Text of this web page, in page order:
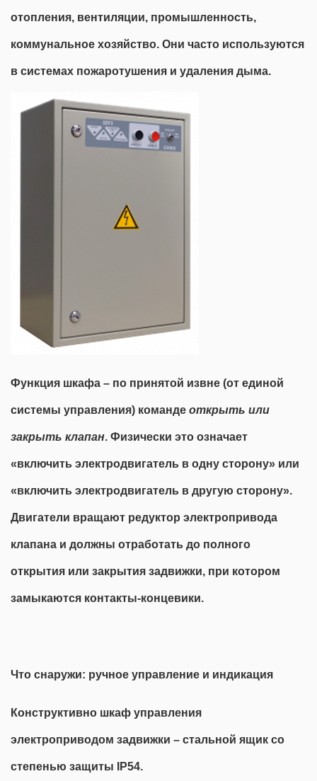
отопления, вентиляции, промышленность,
коммунальное хозяйство. Они часто используются
в системах пожаротушения и удаления дыма.
Функция шкафа – по принятой извне (от единой
системы управления) команде открыть или
закрыть клапан. Физически это означает
«включить электродвигатель в одну сторону» или
«включить электродвигатель в другую сторону».
Двигатели вращают редуктор электропривода
клапана и должны отработать до полного
открытия или закрытия задвижки, при котором
замыкаются контакты-концевики.
Что снаружи: ручное управление и индикация
Конструктивно шкаф управления
электроприводом задвижки – стальной ящик со
степенью защиты IP54.